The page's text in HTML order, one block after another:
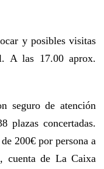
y posibles visitas
A las 17.00 aprox.
seguro de atención
plazas concertadas.
200€ por persona a
cuenta de La Caixa